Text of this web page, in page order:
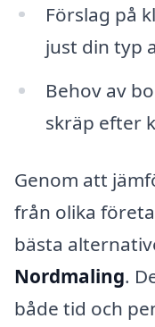
Förslag på
just din typ
Behov av
skräp efter
Genom att
från olika
bästa
Nordmaling.
både tid och